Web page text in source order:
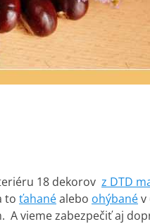
18 dekorov z DTD
to ťahanéalebo ohýbanév
A vieme zabezpečiť aj